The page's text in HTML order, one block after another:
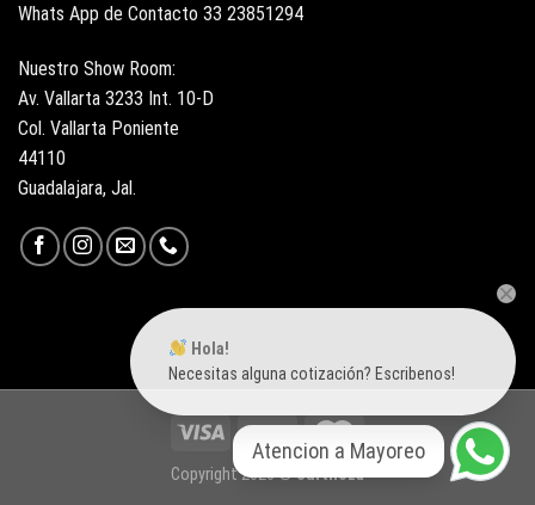
Whats App de Contacto 33 23851294
Nuestro Show Room:
Av. Vallarta 3233 Int. 10-D
Col. Vallarta Poniente
44110
Guadalajara, Jal.
Copyright 2026 ©Surtiloza
Hola!
Necesitas alguna cotización? Escribenos!
Atencion a Mayoreo